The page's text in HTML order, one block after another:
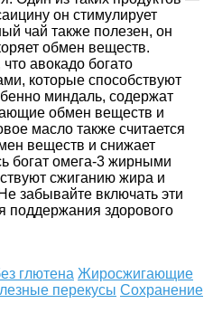
он стимулирует
чай также полезен, он
обмен веществ.
авокадо богато
которые способствуют
миндаль, содержат
обмен веществ и
масло также считается
веществ и снижает
богат омега-3 жирными
сжиганию жира и
забывайте включать эти
поддержания здорового
глютена Жиросжигающие
перекусы Сохранение